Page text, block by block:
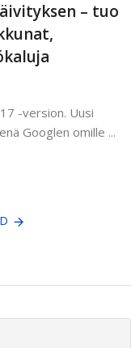
– tuo
-version. Uusi
Googlen omille ...